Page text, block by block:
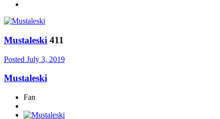
Mustaleski 411
Posted July 3, 2019
Mustaleski
Fan